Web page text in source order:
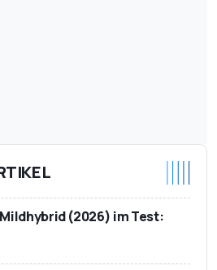
(2026) im Test: